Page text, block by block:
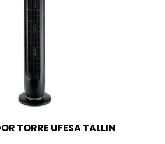
TORRE UFESA TALLIN